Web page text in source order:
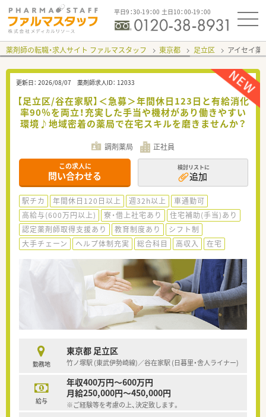
平日9：30-19：00 土日10：00-19：00
薬剤師の転職・求人サイト ファルマスタッフ 東京都 足立区 アイセイ
更新日： 2026/08/07 薬剤師求人ID： 12033
【足立区/谷在家駅】＜急募＞年間休日123日と有給消化
率90％を両立！充実した手当や機材があり働きやすい
環境♪地域密着の薬局で在宅スキルを磨きませんか？
調剤薬局 正社員
この求人に
問い合わせる
検討リストに
追加
駅チカ 年間休日120日以上 週32h以上
車通勤可
高給与(600万円以上)
寮・借上社宅あり
住宅補助(手当)あり
認定薬剤師取得支援あり
教育制度あり
シフト制
大手チェーン
ヘルプ体制充実 総合科目 高収入 在宅
勤務地
東京都 足立区
竹ノ塚駅 (東武伊勢崎線)／谷在家駅 (日暮里・舎人ライナー)
給与
年収400万円～600万円
月給250,000円～450,000円
※ご経験等を考慮の上、決定致します。